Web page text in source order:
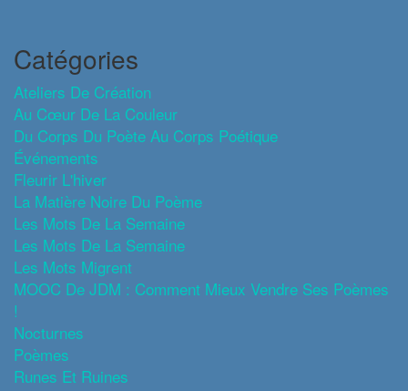
Catégories
Ateliers De Création
Au Cœur De La Couleur
Du Corps Du Poète Au Corps Poétique
Événements
Fleurir L'hiver
La Matière Noire Du Poème
Les Mots De La Semaine
Les Mots De La Semaine
Les Mots Migrent
MOOC De JDM : Comment Mieux Vendre Ses Poèmes
!
Nocturnes
Poèmes
Runes Et Ruines